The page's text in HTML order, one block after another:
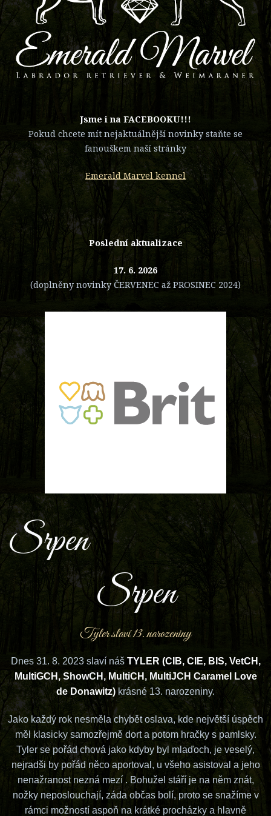
​Jsme i na FACEBOOKU!!!
Pokud chcete mít nejaktuálnější novinky staňte se
fanouškem naší stránky
Emerald Marvel kennel
Poslední aktualizace
17. 6. 2026
(doplněny novinky ČERVENEC až PROSINEC 2024)
Srpen
Srpen
Tyler slaví 13. narozeniny
Dnes 31. 8. 2023 slaví náš TYLER (CIB, CIE, BIS, VetCH,
MultiGCH, ShowCH, MultiCH, MultiJCH Caramel Love
de Donawitz) krásné 13. narozeniny.
Jako každý rok nesměla chybět oslava, kde největší úspěch
měl klasicky samozřejmě dort a potom hračky s pamlsky.
Tyler se pořád chová jako kdyby byl mlaďoch, je veselý,
nejradši by pořád něco aportoval, u všeho asistoval a jeho
nenažranost nezná mezí . Bohužel stáří je na něm znát,
nožky neposlouchají, záda občas bolí, proto se snažíme v
rámci možností aspoň na krátké procházky a hlavně